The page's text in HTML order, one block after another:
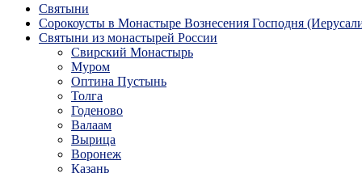
Святыни
Сорокоусты в Монастыре Вознесения Господня
Святыни из монастырей России
Свирский Монастырь
Муром
Оптина Пустынь
Толга
Годеново
Валаам
Вырица
Воронеж
Казань